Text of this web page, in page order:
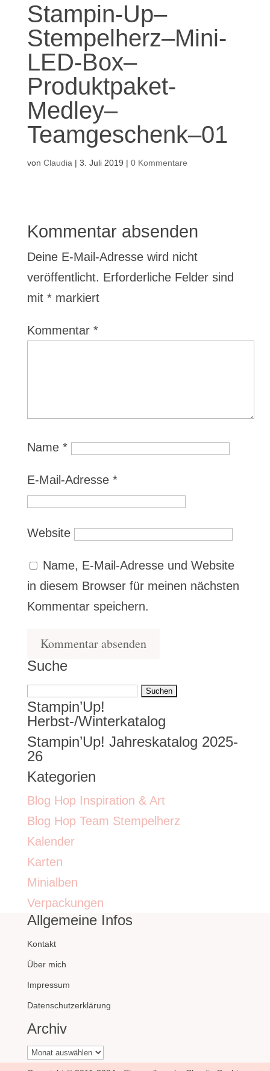
Stampin-Up–
Stempelherz–Mini-
LED-Box–
Produktpaket-
Medley–
Teamgeschenk–01
von Claudia | 3. Juli 2019 | 0 Kommentare
Kommentar absenden
Deine E-Mail-Adresse wird nicht
veröffentlicht. Erforderliche Felder sind
mit *markiert
Kommentar *
Name *
E-Mail-Adresse *
Website
Name, E-Mail-Adresse und Website
in diesem Browser für meinen nächsten
Kommentar speichern.
Suche
Suchen
nach:
Stampin’Up!
Herbst-/Winterkatalog
Stampin’Up! Jahreskatalog 2025-
26
Kategorien
Blog Hop Inspiration & Art
Blog Hop Team Stempelherz
Kalender
Karten
Minialben
Verpackungen
Allgemeine Infos
Kontakt
Über mich
Impressum
Datenschutzerklärung
Archiv
Archiv